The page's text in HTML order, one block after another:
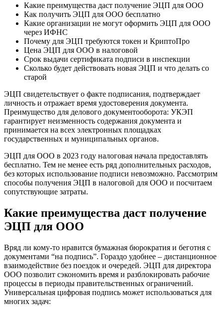
Какие преимущества даст получение ЭЦП для ООО
Как получить ЭЦП для ООО бесплатно
Какие организации не могут оформить ЭЦП для ООО
через ИФНС
Почему для ЭЦП требуются токен и КриптоПро
Цена ЭЦП для ООО в налоговой
Срок выдачи сертификата подписи в инспекции
Сколько будет действовать новая ЭЦП и что делать со
старой
ЭЦП свидетельствует о факте подписания, подтверждает
личность и отражает время удостоверения документа.
Преимущество для делового документооборота: УКЭП
гарантирует неизменность содержания документа и
принимается на всех электронных площадках
государственных и муниципальных органов.
ЭЦП для ООО в 2023 году налоговая начала предоставлять
бесплатно. Тем не менее есть ряд дополнительных расходов,
без которых использование подписи невозможно. Рассмотрим
способы получения ЭЦП в налоговой для ООО и посчитаем
сопутствующие затраты.
Какие преимущества даст получение
ЭЦП для ООО
Вряд ли кому-то нравится бумажная бюрократия и беготня с
документами “на подпись”. Гораздо удобнее – дистанционное
взаимодействие без поездок и очередей. ЭЦП для директора
ООО позволит сэкономить время и разблокировать рабочие
процессы в периоды правительственных ограничений.
Универсальная цифровая подпись может использоваться для
многих задач: